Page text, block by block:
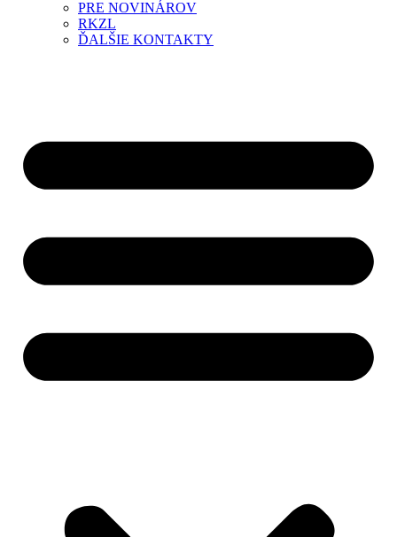
PRE NOVINÁROV
RKZL
ĎALŠIE KONTAKTY